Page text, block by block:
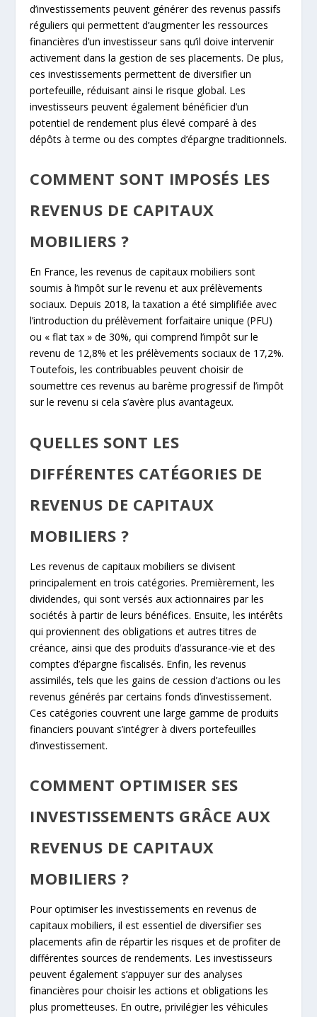
d’investissements peuvent générer des revenus passifs
réguliers qui permettent d’augmenter les ressources
financières d’un investisseur sans qu’il doive intervenir
activement dans la gestion de ses placements. De plus,
ces investissements permettent de diversifier un
portefeuille, réduisant ainsi le risque global. Les
investisseurs peuvent également bénéficier d’un
potentiel de rendement plus élevé comparé à des
dépôts à terme ou des comptes d’épargne traditionnels.
COMMENT SONT IMPOSÉS LES
REVENUS DE CAPITAUX
MOBILIERS ?
En France, les revenus de capitaux mobiliers sont
soumis à l’impôt sur le revenu et aux prélèvements
sociaux. Depuis 2018, la taxation a été simplifiée avec
l’introduction du prélèvement forfaitaire unique (PFU)
ou « flat tax » de 30%, qui comprend l’impôt sur le
revenu de 12,8% et les prélèvements sociaux de 17,2%.
Toutefois, les contribuables peuvent choisir de
soumettre ces revenus au barème progressif de l’impôt
sur le revenu si cela s’avère plus avantageux.
QUELLES SONT LES
DIFFÉRENTES CATÉGORIES DE
REVENUS DE CAPITAUX
MOBILIERS ?
Les revenus de capitaux mobiliers se divisent
principalement en trois catégories. Premièrement, les
dividendes, qui sont versés aux actionnaires par les
sociétés à partir de leurs bénéfices. Ensuite, les intérêts
qui proviennent des obligations et autres titres de
créance, ainsi que des produits d’assurance-vie et des
comptes d’épargne fiscalisés. Enfin, les revenus
assimilés, tels que les gains de cession d’actions ou les
revenus générés par certains fonds d’investissement.
Ces catégories couvrent une large gamme de produits
financiers pouvant s’intégrer à divers portefeuilles
d’investissement.
COMMENT OPTIMISER SES
INVESTISSEMENTS GRÂCE AUX
REVENUS DE CAPITAUX
MOBILIERS ?
Pour optimiser les investissements en revenus de
capitaux mobiliers, il est essentiel de diversifier ses
placements afin de répartir les risques et de profiter de
différentes sources de rendements. Les investisseurs
peuvent également s’appuyer sur des analyses
financières pour choisir les actions et obligations les
plus prometteuses. En outre, privilégier les véhicules